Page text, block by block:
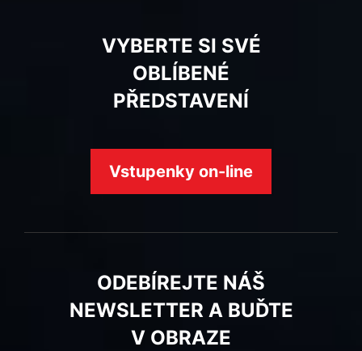
VYBERTE SI SVÉ
OBLÍBENÉ
PŘEDSTAVENÍ
Vstupenky on-line
ODEBÍREJTE NÁŠ
NEWSLETTER A BUĎTE
V OBRAZE